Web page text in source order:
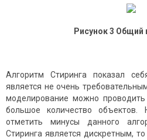
Рисунок3 Общий
Алгоритм Стиринга показал
является не очень
моделирование можно
большое количество объектов.
отметить минусы данного
Стиринга является дискретным,